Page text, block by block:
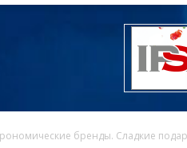
бренды. Сладкие